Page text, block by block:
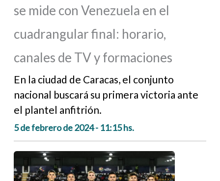
se mide con Venezuela en el
cuadrangular final: horario,
canales de TV y formaciones
En la ciudad de Caracas, el conjunto
nacional buscará su primera victoria ante
el plantel anfitrión.
5 de febrero de 2024 - 11:15 hs.